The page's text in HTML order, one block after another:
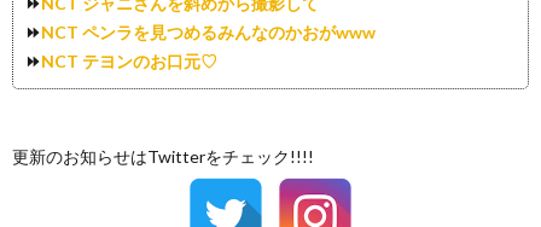
⏩NCT ペンラを見つめるみんなのかおがwww
⏩NCT テヨンのお口元♡
更新のお知らせはTwitterをチェック!!!!